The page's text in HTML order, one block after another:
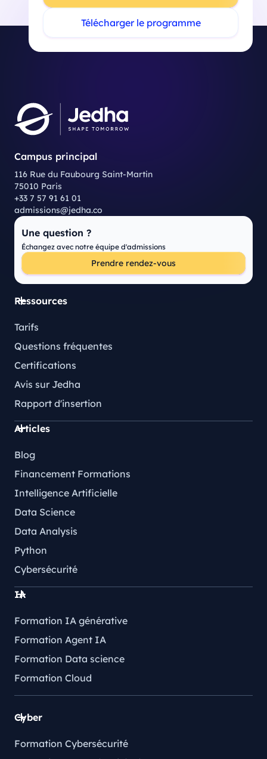
Télécharger le programme
Campus principal
116 Rue du Faubourg Saint-Martin
75010 Paris
+33 7 57 91 61 01
admissions@jedha.co
Une question ?
Échangez avec notre équipe d'admissions
Prendre rendez-vous
Ressources
Tarifs
Questions fréquentes
Certifications
Avis sur Jedha
Rapport d'insertion
Articles
Blog
Financement Formations
Intelligence Artificielle
Data Science
Data Analysis
Python
Cybersécurité
IA
Formation IA générative
Formation Agent IA
Formation Data science
Formation Cloud
Cyber
Formation Cybersécurité